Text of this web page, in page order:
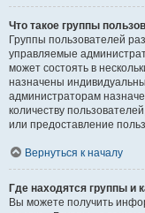
Что такое группы
Группы пользователей
управляемые
может состоять в
назначены
администраторам
количеству
или предоставление
Вернуться к началу
Где находятся группы и
Вы можете получить